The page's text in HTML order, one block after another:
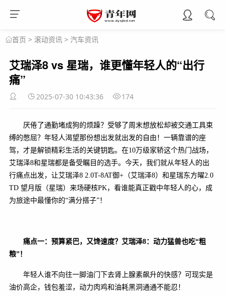
首页 > 滚动资讯 > 汽车资讯
艾瑞泽8 vs 星瑞，谁更懂年轻人的“出行
痛”
2025-07-30 10:43:36 174
厌倦了通勤堵成狗的烦躁？受够了周末想放松却被交通工具束
缚的憋屈？年轻人渴望那份想出发就出发的自由！一辆靠谱的座
驾，才是解锁精彩生活的关键钥匙。在10万级家轿这个热门战场，
艾瑞泽8和星瑞都是备受瞩目的选手。今天，我们就从年轻人的出
行痛点出发，让艾瑞泽8 2.0T-8AT御+（艾瑞泽8）和星瑞东方曜2.0
TD 望月版（星瑞）来场硬核PK，看谁能真正戳中年轻人的心，成
为旅途中最懂你的“满分搭子”！
痛点一：预算紧巴，又馋速度？艾瑞泽8：动力猛兽也吃“粗
粮”！
年轻人谁不向往一脚油门下去肾上腺素飙升的快感？可现实是
油价高企，钱包羞涩，动力肉鸡和油耗黑洞通通不能忍！